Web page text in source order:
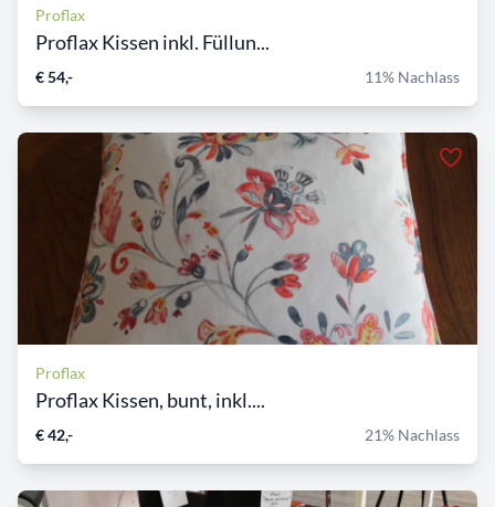
Proflax
Proflax Kissen inkl. Füllun...
€ 54,- 11% Nachlass
Proflax
Proflax Kissen, bunt, inkl....
€ 42,- 21% Nachlass